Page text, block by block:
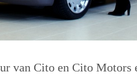
van Cito en Cito Motors